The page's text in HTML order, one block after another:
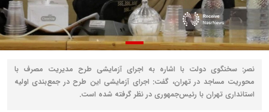
نصر: سخنگوی دولت با اشاره به اجرای آزمایشی طرح مدیریت مصرف با
محوریت مساجد در تهران، گفت: اجرای آزمایشی این طرح در جمع‌بندی اولیه
استانداری تهران با رئیس‌جمهوری در نظر گرفته شده است.